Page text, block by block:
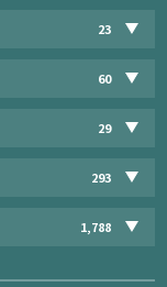
23
60
29
293
1,788